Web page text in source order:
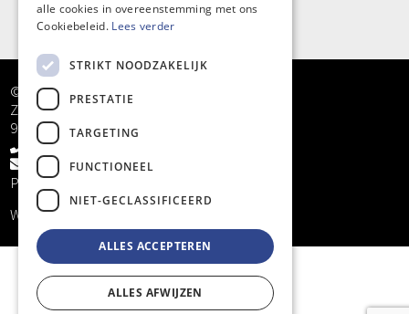
© Kinergy bv
Zandstraat 5
9968 Bassevelde
+32 9/373 77 65
info@kinergy.be
Privacy
Website by
alle cookies in overeenstemming met ons
Cookiebeleid. Lees verder
STRIKT NOODZAKELIJK
PRESTATIE
TARGETING
FUNCTIONEEL
NIET-GECLASSIFICEERD
ALLES ACCEPTEREN
ALLES AFWIJZEN